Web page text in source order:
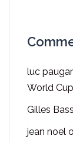
luc
World Cup
Gilles
jean noel